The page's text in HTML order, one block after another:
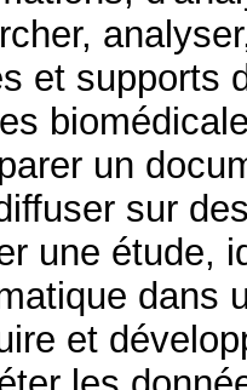
et supports
un
sur
une étude,
dans
et